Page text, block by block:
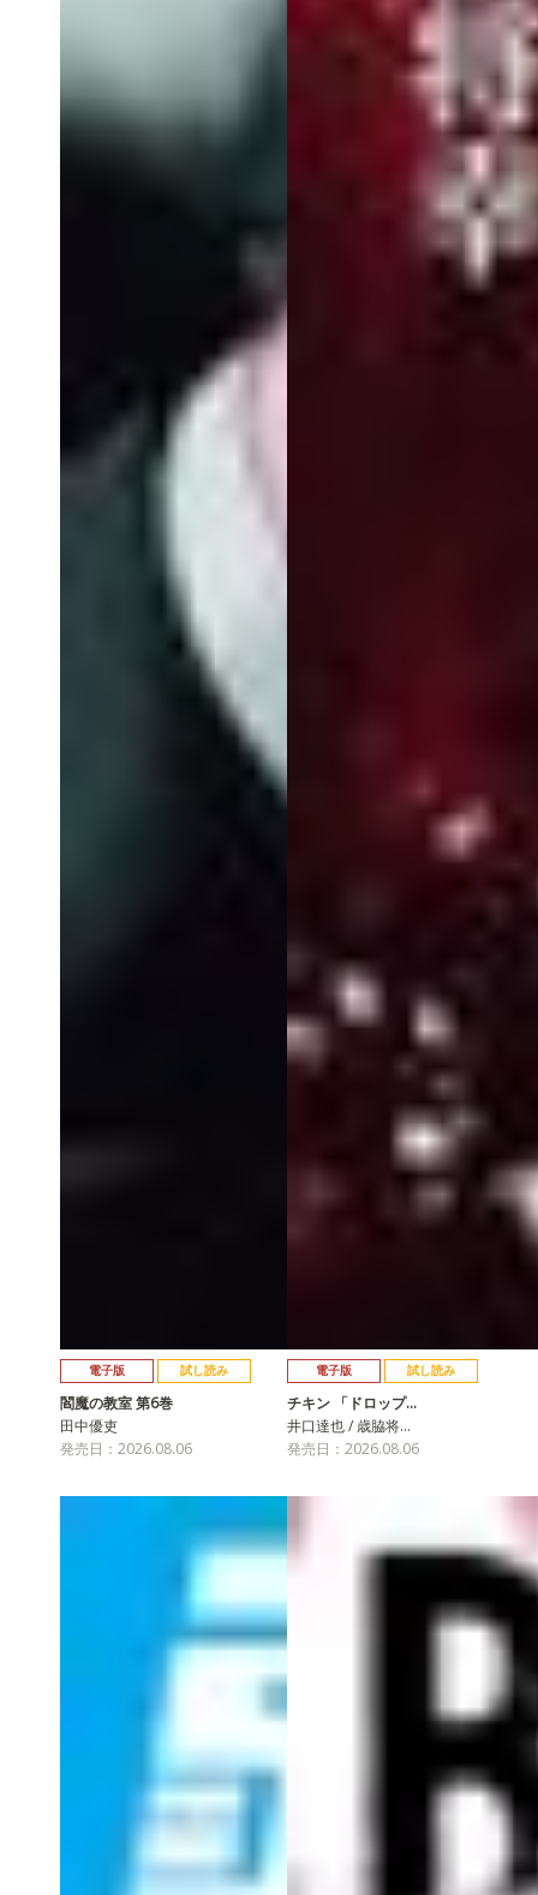
電子版 試し読み
閻魔の教室 第6巻
田中優吏
発売日：2026.08.06
電子版 試し読み
チキン 「ドロップ…
井口達也 / 歳脇将…
発売日：2026.08.06